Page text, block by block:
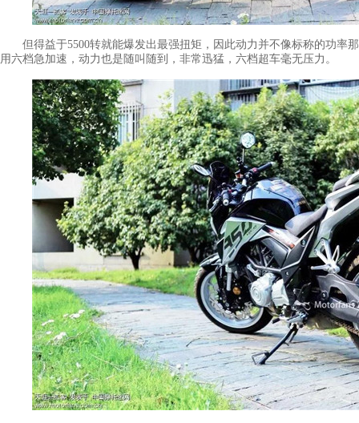
但得益于5500转就能爆发出最强扭矩，因此动力并不像标称的功率
用六档急加速，动力也是随叫随到，非常迅猛，六档超车毫无压力。